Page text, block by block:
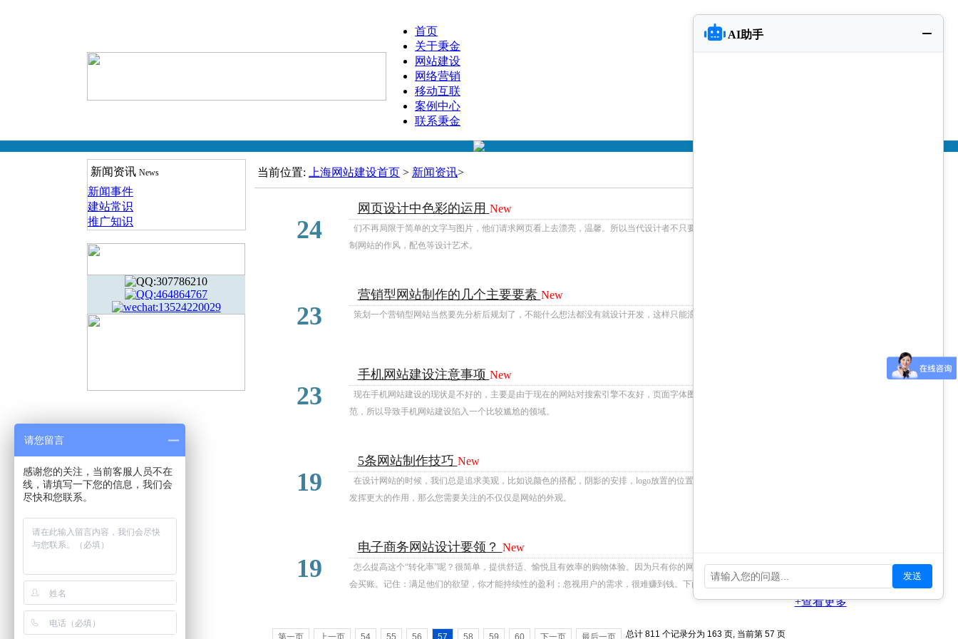
首页
关于秉金
网站建设
网络营销
移动互联
案例中心
联系秉金
新闻资讯 News
新闻事件
建站常识
推广知识
当前位置: 上海网站建设首页 > 新闻资讯>
24
网页设计中色彩的运用 New
们不再局限于简单的文字与图片，他们请求网页看上去漂亮，温馨。所以当代设计者不只要控制根本的网站的设计技术，还需求控
制网站的作风，配色等设计艺术。
23
营销型网站制作的几个主要要素 New
策划一个营销型网站当然要先分析后规划了，不能什么想法都没有就设计开发，这样只能浪费时间和资源。
23
手机网站建设注意事项 New
现在手机网站建设的现状是不好的，主要是由于现在的网站对搜索引擎不友好，页面字体图片设计不规范、内容排版布局也不规
范，所以导致手机网站建设陷入一个比较尴尬的领域。
19
5条网站制作技巧 New
在设计网站的时候，我们总是追求美观，比如说颜色的搭配，阴影的安排，logo放置的位置。但是，如果您真的希望您的网站可以
发挥更大的作用，那么您需要关注的不仅仅是网站的外观。
19
电子商务网站设计要领？ New
怎么提高这个“转化率”呢？很简单，提供舒适、愉悦且有效率的购物体验。因为只有你的网站让用户用的开心，用的高兴，他们才
会买账。记住：满足他们的欲望，你才能持续性的盈利；忽视用户的需求，很难赚到钱。下面是今天要跟大家讲解的七个要素。
+查看更多
第一页 上一页 54 55 56 57 58 59 60 下一页 最后一页 总计 811 个记录分为 163 页, 当前第 57 页
AI助手
发送
请您留言
感谢您的关注，当前客服人员不在
线，请填写一下您的信息，我们会
尽快和您联系。